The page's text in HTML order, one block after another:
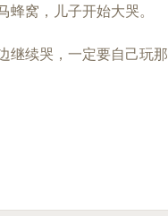
窝，儿子开始大哭。
继续哭，一定要自己玩那